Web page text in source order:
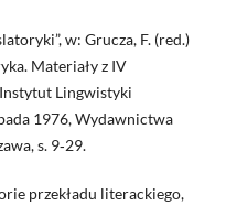
w: Grucza, F. (red.)
Materiały z IV
Lingwistyki
1976, Wydawnictwa
s. 9‑29.
przekładu literackiego,